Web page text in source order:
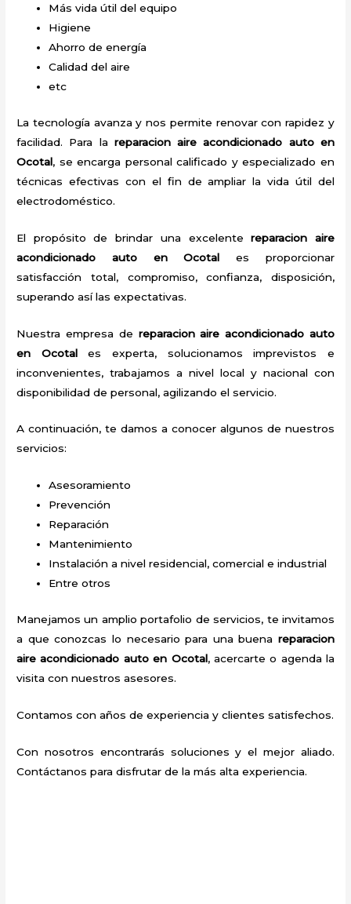
Más vida útil del equipo
Higiene
Ahorro de energía
Calidad del aire
etc
La tecnología avanza y nos permite renovar con rapidez y
facilidad. Para la reparacion aire acondicionado auto en
Ocotal, se encarga personal calificado y especializado en
técnicas efectivas con el fin de ampliar la vida útil del
electrodoméstico.
El propósito de brindar una excelentereparacion aire
acondicionado auto en Ocotal es proporcionar
satisfacción total, compromiso, confianza, disposición,
superando así las expectativas.
Nuestra empresa de reparacion aire acondicionado auto
en Ocotales experta, solucionamos imprevistos e
inconvenientes, trabajamos a nivel local y nacional con
disponibilidad de personal, agilizando el servicio.
A continuación, te damos a conocer algunos de nuestros
servicios:
Asesoramiento
Prevención
Reparación
Mantenimiento
Instalación a nivel residencial, comercial e industrial
Entre otros
Manejamos un amplio portafolio de servicios, te invitamos
a que conozcas lo necesario para una buena reparacion
aire acondicionado auto en Ocotal, acercarte o agenda la
visita con nuestros asesores.
Contamos con años de experiencia y clientes satisfechos.
Con nosotros encontrarás soluciones y el mejor aliado.
Contáctanos para disfrutar de la más alta experiencia.